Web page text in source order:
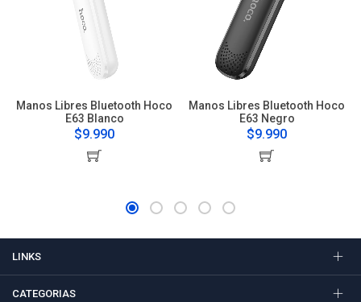
Manos Libres Bluetooth Hoco
E63 Blanco
$9.990
Manos Libres Bluetooth Hoco
E63 Negro
$9.990
LINKS
CATEGORIAS